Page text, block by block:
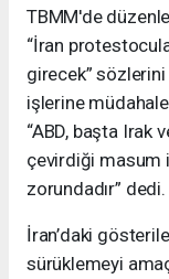
TBMM'de
“İran
girecek” sözlerini
işlerine
“ABD, başta Irak
çevirdiği masum
zorundadır” dedi.
İran’daki
sürüklemeyi